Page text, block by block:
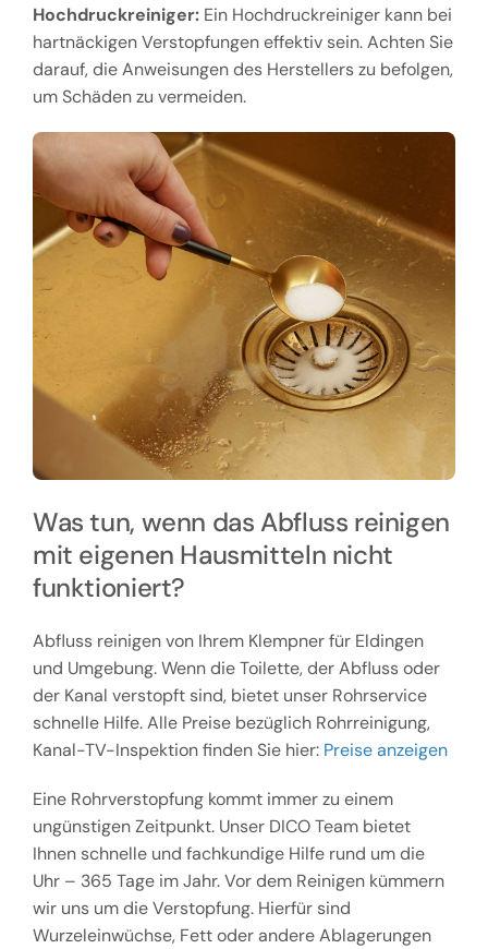
Hochdruckreiniger:Ein Hochdruckreiniger kann bei
hartnäckigen Verstopfungen effektiv sein. Achten Sie
darauf, die Anweisungen des Herstellers zu befolgen,
um Schäden zu vermeiden.
Was tun, wenn das Abfluss reinigen
mit eigenen Hausmitteln nicht
funktioniert?
Abfluss reinigen von Ihrem Klempner für Eldingen
und Umgebung. Wenn die Toilette, der Abfluss oder
der Kanal verstopft sind, bietet unser Rohrservice
schnelle Hilfe. Alle Preise bezüglich Rohrreinigung,
Kanal-TV-Inspektion finden Sie hier: Preise anzeigen
Eine Rohrverstopfung kommt immer zu einem
ungünstigen Zeitpunkt. Unser DICO Team bietet
Ihnen schnelle und fachkundige Hilfe rund um die
Uhr – 365 Tage im Jahr. Vor dem Reinigen kümmern
wir uns um die Verstopfung. Hierfür sind
Wurzeleinwüchse, Fett oder andere Ablagerungen